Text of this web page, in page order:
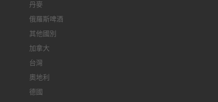
丹麥
俄羅斯啤酒
其他國別
加拿大
台灣
奧地利
德國